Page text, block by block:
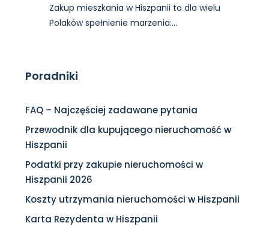
Zakup mieszkania w Hiszpanii to dla wielu
Polaków spełnienie marzenia:…
Poradniki
FAQ – Najczęściej zadawane pytania
Przewodnik dla kupującego nieruchomość w
Hiszpanii
Podatki przy zakupie nieruchomości w
Hiszpanii 2026
Koszty utrzymania nieruchomości w Hiszpanii
Karta Rezydenta w Hiszpanii